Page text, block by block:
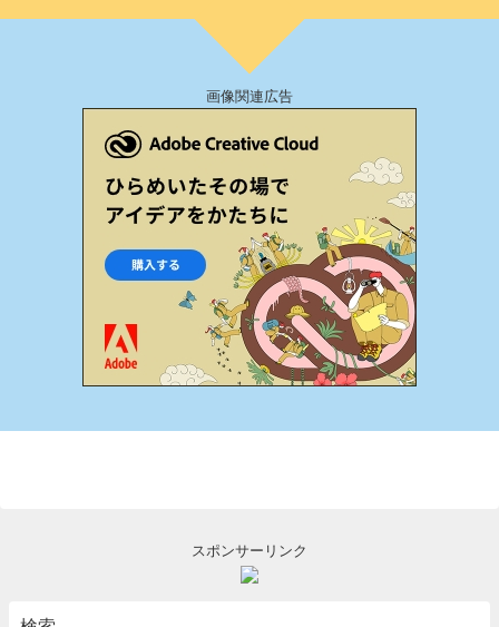
画像関連広告
スポンサーリンク